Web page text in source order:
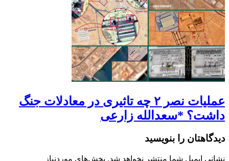
عملیات نصر ۲ چه تاثیری در معادلات جنگ
داشت؟ *سعدالله زارعی
دیدگاهتان را بنویسید
نشانی ایمیل شما منتشر نخواهد شد. بخش‌های موردنیاز